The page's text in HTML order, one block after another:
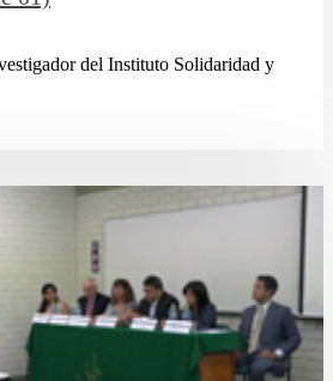
del Instituto Solidaridad y